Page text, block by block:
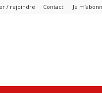
/ rejoindre Contact Je